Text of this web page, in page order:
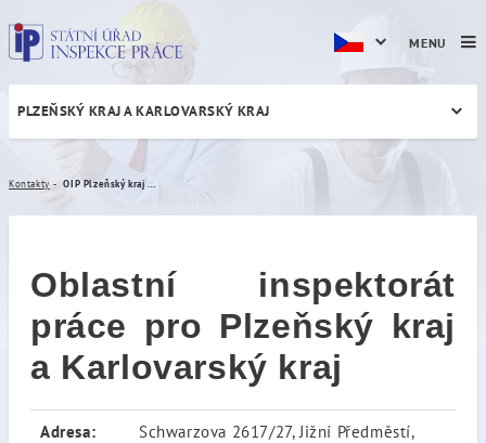
OIP Plzeňský kraj a
PLZEŇSKÝ KRAJ A KARLOVARSKÝ KRAJ
Kontakty
Oblastní inspektorát
práce pro Plzeňský kraj
a Karlovarský kraj
Adresa:
Schwarzova 2617/27, Jižní Předměstí,
MENU